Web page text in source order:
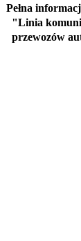
Pełna
"Linia
przewozów